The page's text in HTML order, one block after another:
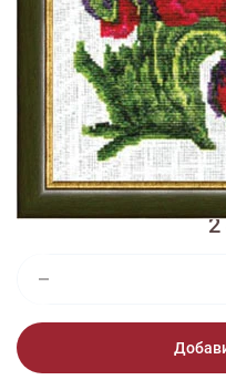
Изображения и цвет
отличаться от оригинала
настроек вашего монитора, а
Вышивка ЦК-
2